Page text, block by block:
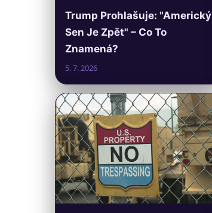
Trump Prohlašuje: "Americký
Sen Je Zpět" – Co To
Znamená?
5. 7. 2026